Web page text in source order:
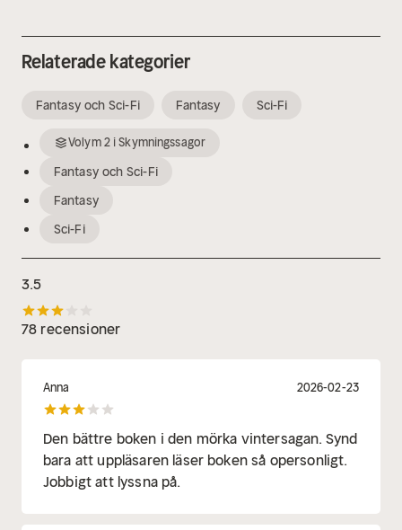
Relaterade kategorier
Fantasy och Sci-Fi Fantasy Sci-Fi
Volym2iSkymningssagor
Fantasy och Sci-Fi
Fantasy
Sci-Fi
3.5
78 recensioner
Anna 2026-02-23
Den bättre boken i den mörka vintersagan. Synd
bara att uppläsaren läser boken så opersonligt.
Jobbigt att lyssna på.